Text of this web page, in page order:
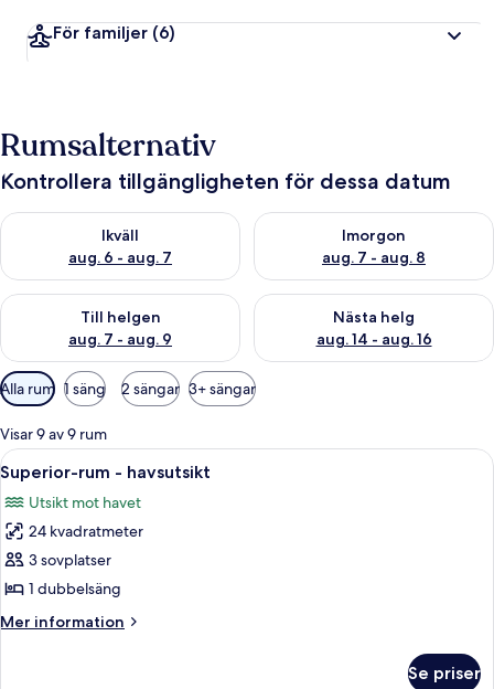
För familjer (6)
Rumsalternativ
Kontrollera tillgängligheten för dessa datum
Ikväll
aug. 6 - aug. 7
Kontrollera tillgängligheten för ikväll aug. 6 - aug. 7
Imorgon
aug. 7 - aug. 8
Kontrollera tillgängligheten
Till helgen
aug. 7 - aug. 9
Kontrollera tillgängligheten för den här helgen aug. 7 - aug. 9
Nästa helg
aug. 14 - aug. 16
Kontrollera tillgängligheten
Tillgängliga
filter
för
rum
Alla rum 1 säng 2 sängar 3+ sängar
Visar 9 av 9 rum
Öppna
alla
foton
för
Superior-
rum
-
havsutsikt
Ett hotellrum med en säng, ett
2
Superior-rum - havsutsikt
Utsikt mot havet
24 kvadratmeter
3 sovplatser
1 dubbelsäng
Mer information
Mer
Se priser